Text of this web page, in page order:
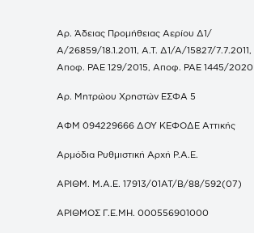
Αρ. Άδειας Προμήθειας Αερίου Δ1/
Α/26859/18.1.2011, Α.Τ. Δ1/Α/15827/7.7.2011,
Αποφ. ΡΑΕ 129/2015, Αποφ. ΡΑΕ 1445/2020
Αρ. Μητρώου Χρηστών ΕΣΦΑ 5
ΑΦΜ 094229666 ΔΟΥ ΚΕΦΟΔΕ Αττικής
Αρμόδια Ρυθμιστική Αρχή Ρ.Α.Ε.
ΑΡΙΘΜ. Μ.Α.Ε. 17913/01ΑΤ/Β/88/592(07)
ΑΡΙΘΜΟΣ Γ.Ε.ΜΗ. 000556901000